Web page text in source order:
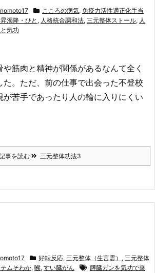
こころの病気, 免疫力活性適正化手当
濁降・ひと , 人格統合調和法, 三元整体ストール, 人
気功
筋肉と精神が関係があるなんて全く
た。ただ、前の仕事で出会った不登校
が苦手であったり人の輪に入りにくい
事を読む 三元整体功法3
好転反応, 三元整体（生言霊） , 三元整体
ムそわか, 喉, すい臓がん
膵臓ガンを気功で乗